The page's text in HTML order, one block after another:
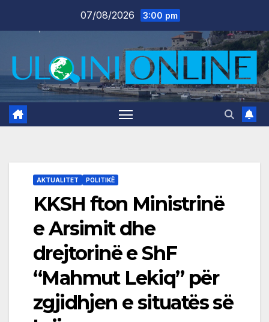
07/08/2026 3:00 pm
AKTUALITET POLITIKË
KKSH fton Ministrinë
e Arsimit dhe
drejtorinë e ShF
“Mahmut Lekiq” për
zgjidhjen e situatës së